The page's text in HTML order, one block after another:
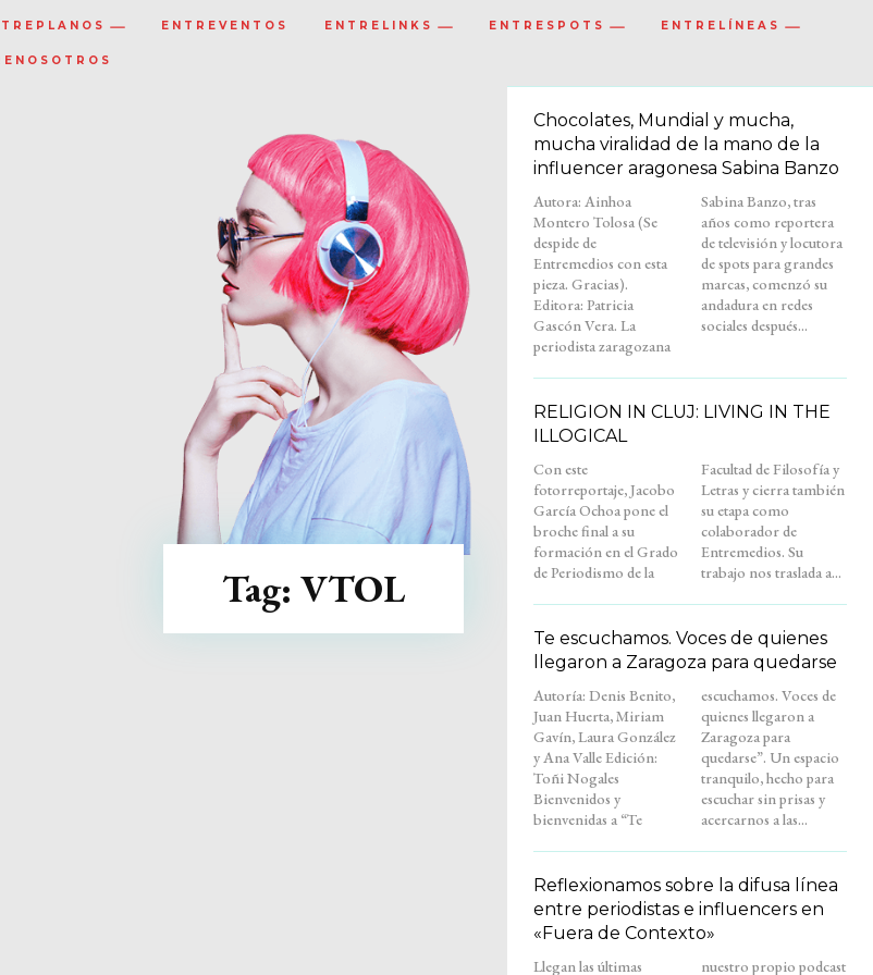
ENTREVENTOS ENTRELINKS ENTRESPOTS ENTRELÍNEAS
Tag: VTOL
Chocolates, Mundial y mucha,
mucha viralidad de la mano de la
influencer aragonesa Sabina Banzo
Autora: Ainhoa
Montero Tolosa (Se
despide de
Entremedios con esta
pieza. Gracias).
Editora: Patricia
Gascón Vera. La
periodista zaragozana
Sabina Banzo, tras
años como reportera
de televisión y locutora
de spots para grandes
marcas, comenzó su
andadura en redes
sociales después...
RELIGION IN CLUJ: LIVING IN THE
ILLOGICAL
Con este
fotorreportaje, Jacobo
García Ochoa pone el
broche final a su
formación en el Grado
de Periodismo de la
Facultad de Filosofía y
Letras y cierra también
su etapa como
colaborador de
Entremedios. Su
trabajo nos traslada a...
Te escuchamos. Voces de quienes
llegaron a Zaragoza para quedarse
Autoría: Denis Benito,
Juan Huerta, Miriam
Gavín, Laura González
y Ana Valle Edición:
Toñi Nogales
Bienvenidos y
bienvenidas a “Te
escuchamos. Voces de
quienes llegaron a
Zaragoza para
quedarse”. Un espacio
tranquilo, hecho para
escuchar sin prisas y
acercarnos a las...
Reflexionamos sobre la difusa línea
entre periodistas e influencers en
«Fuera de Contexto»
Llegan las últimas
nuestro propio podcast